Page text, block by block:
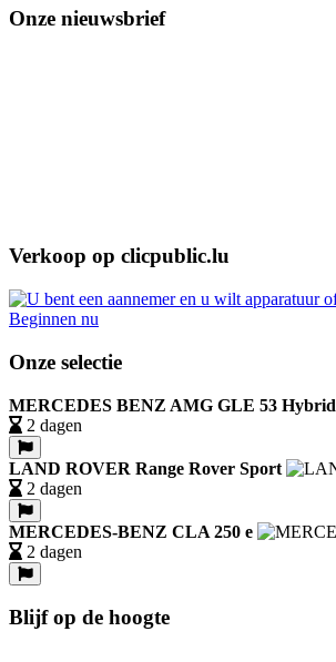
Onze nieuwsbrief
Verkoop op clicpublic.lu
Beginnen nu
Onze selectie
MERCEDES BENZ AMG GLE 53
2 dagen
LAND ROVER Range Rover Sport
2 dagen
MERCEDES-BENZ CLA 250 e
2 dagen
Blijf op de hoogte